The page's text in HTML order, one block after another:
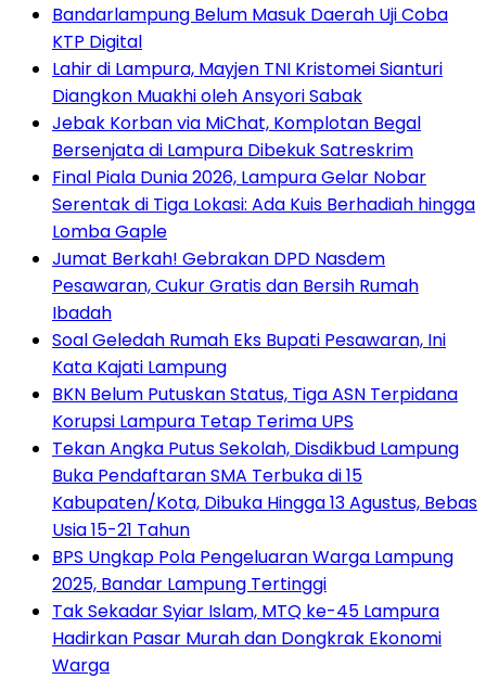
Bandarlampung Belum Masuk Daerah Uji Coba
KTP Digital
Lahir di Lampura, Mayjen TNI Kristomei Sianturi
Diangkon Muakhi oleh Ansyori Sabak
Jebak Korban via MiChat, Komplotan Begal
Bersenjata di Lampura Dibekuk Satreskrim
Final Piala Dunia 2026, Lampura Gelar Nobar
Serentak di Tiga Lokasi: Ada Kuis Berhadiah hingga
Lomba Gaple
Jumat Berkah! Gebrakan DPD Nasdem
Pesawaran, Cukur Gratis dan Bersih Rumah
Ibadah
Soal Geledah Rumah Eks Bupati Pesawaran, Ini
Kata Kajati Lampung
BKN Belum Putuskan Status, Tiga ASN Terpidana
Korupsi Lampura Tetap Terima UPS
Tekan Angka Putus Sekolah, Disdikbud Lampung
Buka Pendaftaran SMA Terbuka di 15
Kabupaten/Kota, Dibuka Hingga 13 Agustus, Bebas
Usia 15-21 Tahun
BPS Ungkap Pola Pengeluaran Warga Lampung
2025, Bandar Lampung Tertinggi
Tak Sekadar Syiar Islam, MTQ ke-45 Lampura
Hadirkan Pasar Murah dan Dongkrak Ekonomi
Warga